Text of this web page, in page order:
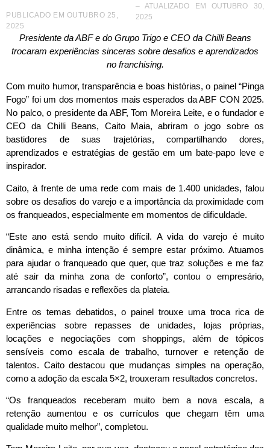
PUBLICADO EM OUTUBRO 25,
2025
– ATUALIZADO EM OUTUBRO 30,
2025
Presidente da ABF e do Grupo Trigo e CEO da Chilli Beans
trocaram experiências sinceras sobre desafios e aprendizados
no franchising.
Com muito humor, transparência e boas histórias, o painel “Pinga
Fogo” foi um dos momentos mais esperados da ABF CON 2025.
No palco, o presidente da ABF, Tom Moreira Leite, e o fundador e
CEO da Chilli Beans, Caito Maia, abriram o jogo sobre os
bastidores de suas trajetórias, compartilhando dores,
aprendizados e estratégias de gestão em um bate-papo leve e
inspirador.
Caito, à frente de uma rede com mais de 1.400 unidades, falou
sobre os desafios do varejo e a importância da proximidade com
os franqueados, especialmente em momentos de dificuldade.
“Este ano está sendo muito difícil. A vida do varejo é muito
dinâmica, e minha intenção é sempre estar próximo. Atuamos
para ajudar o franqueado que quer, que traz soluções e me faz
até sair da minha zona de conforto”, contou o empresário,
arrancando risadas e reflexões da plateia.
Entre os temas debatidos, o painel trouxe uma troca rica de
experiências sobre repasses de unidades, lojas próprias,
locações e negociações com shoppings, além de tópicos
sensíveis como escala de trabalho, turnover e retenção de
talentos. Caito destacou que mudanças simples na operação,
como a adoção da escala 5×2, trouxeram resultados concretos.
“Os franqueados receberam muito bem a nova escala, a
retenção aumentou e os currículos que chegam têm uma
qualidade muito melhor”, completou.